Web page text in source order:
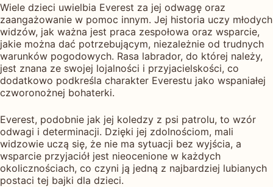
Wiele dzieci uwielbia Everest za jej odwagę oraz
zaangażowanie w pomoc innym. Jej historia uczy młodych
widzów, jak ważna jest praca zespołowa oraz wsparcie,
jakie można dać potrzebującym, niezależnie od trudnych
warunków pogodowych. Rasa labrador, do której należy,
jest znana ze swojej lojalności i przyjacielskości, co
dodatkowo podkreśla charakter Everestu jako wspaniałej
czworonożnej bohaterki.
Everest, podobnie jak jej koledzy z psi patrolu, to wzór
odwagi i determinacji. Dzięki jej zdolnościom, mali
widzowie uczą się, że nie ma sytuacji bez wyjścia, a
wsparcie przyjaciół jest nieocenione w każdych
okolicznościach, co czyni ją jedną z najbardziej lubianych
postaci tej bajki dla dzieci.